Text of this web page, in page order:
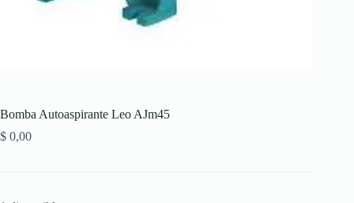
Bomba Autoaspirante Leo AJm45
$ 0,00